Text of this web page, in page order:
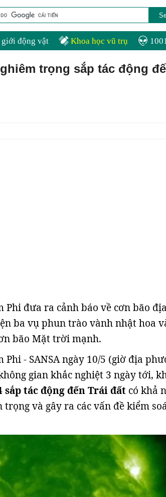
giới động vật Khoa học vũ trụ
trọng sắp tác động
Phi đưa ra cảnh báo về cơn bão
ba vụ phun trào vành nhật hoa
bão Mặt trời mạnh.
- SANSA ngày 10/5 (giờ địa
gian khắc nghiệt 3 ngày tới,
sắp tác động đến Trái đất có khả
và gây ra các vấn đề kiểm